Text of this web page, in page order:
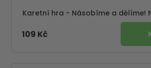
Karetní hra - Násobíme a dělíme!
109 Kč